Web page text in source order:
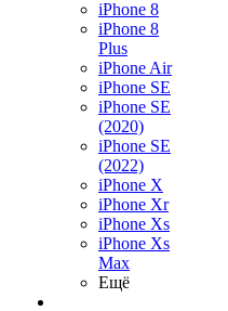
iPhone 8
iPhone 8
Plus
iPhone Air
iPhone SE
iPhone SE
(2020)
iPhone SE
(2022)
iPhone X
iPhone Xr
iPhone Xs
iPhone Xs
Max
Ещё